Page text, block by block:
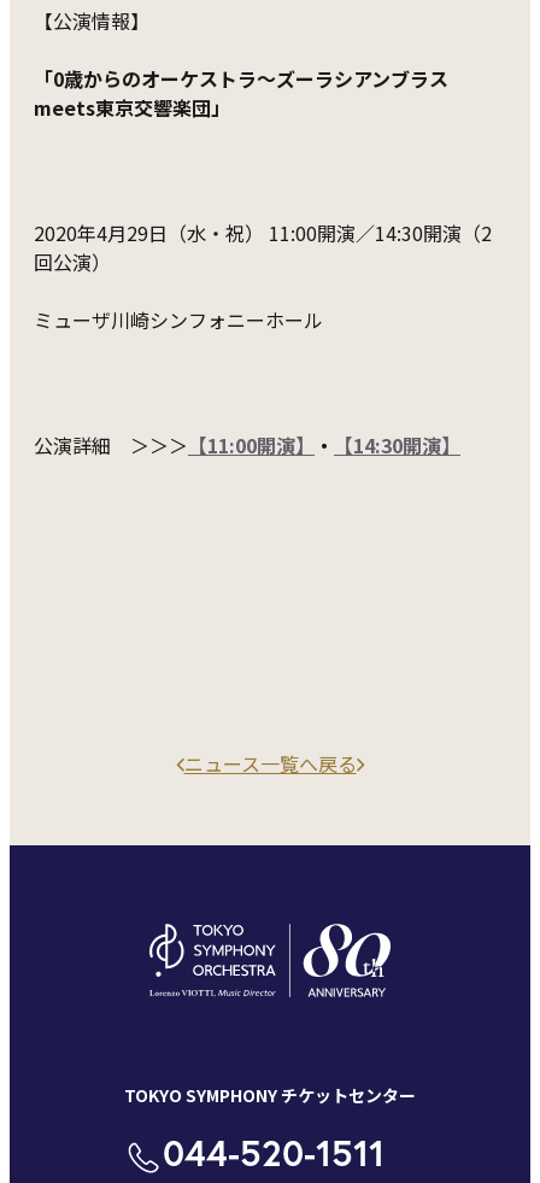
【公演情報】
「0歳からのオーケストラ～ズーラシアンブラス
meets東京交響楽団」
2020年4月29日（水・祝） 11:00開演／14:30開演（2
回公演）
ミューザ川崎シンフォニーホール
公演詳細 ＞＞＞ 【11:00開演】 ・ 【14:30開演】
ニュース一覧へ戻る
TOKYO SYMPHONY チケットセンター
044-520-1511